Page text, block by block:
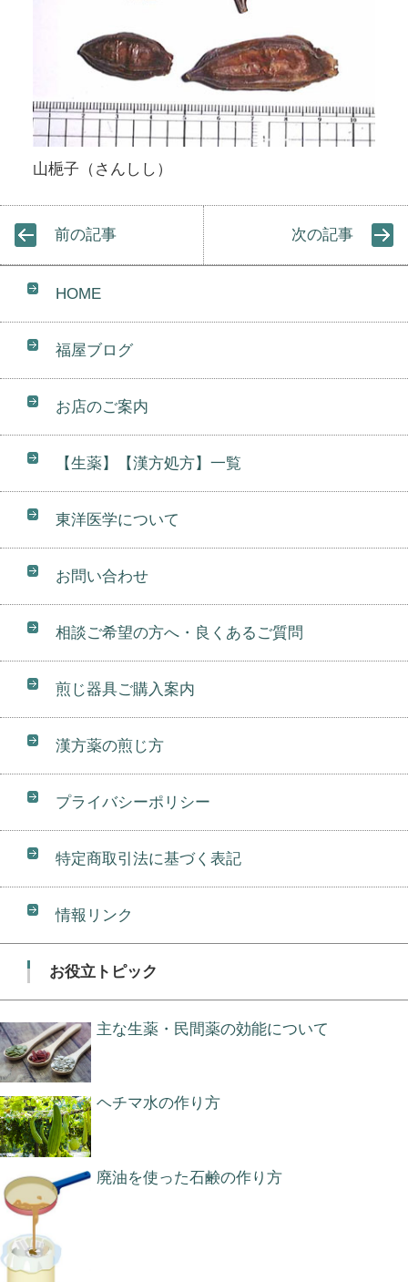
山梔子（さんしし）
前の記事 次の記事
HOME
福屋ブログ
お店のご案内
【生薬】【漢方処方】一覧
東洋医学について
お問い合わせ
相談ご希望の方へ・良くあるご質問
煎じ器具ご購入案内
漢方薬の煎じ方
プライバシーポリシー
特定商取引法に基づく表記
情報リンク
お役立トピック
主な生薬・民間薬の効能について
ヘチマ水の作り方
廃油を使った石鹸の作り方